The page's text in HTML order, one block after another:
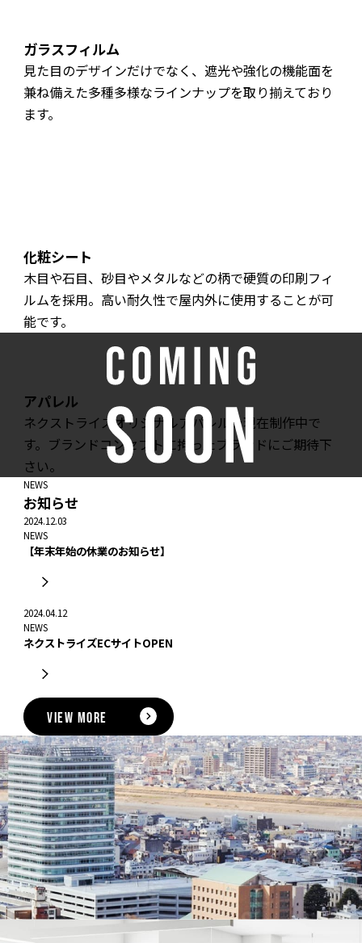
ガラスフィルム
見た目のデザインだけでなく、遮光や強化の機能面を
兼ね備えた多種多様なラインナップを取り揃えており
ます。
化粧シート
木目や石目、砂目やメタルなどの柄で硬質の印刷フィ
ルムを採用。高い耐久性で屋内外に使用することが可
能です。
アパレル
ネクストライズオリジナルアパレルを現在制作中で
す。ブランドコンセプトに拘ったブランドにご期待下
さい。
NEWS
お知らせ
2024.12.03
NEWS
【年末年始の休業のお知らせ】
2024.04.12
NEWS
ネクストライズECサイトOPEN
VIEW MORE